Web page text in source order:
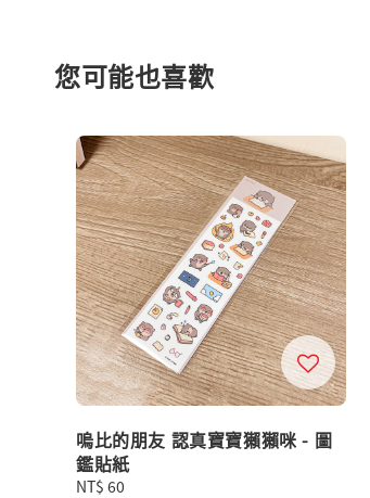
您可能也喜歡
嗚比的朋友 認真寶寶獺獺咪 - 圖
鑑貼紙
Regular
NT$ 60